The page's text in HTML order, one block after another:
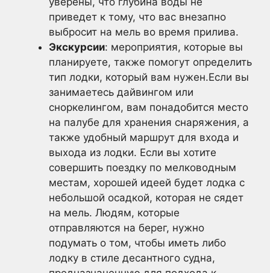
приведет к тому, что вас внезапно
выбросит на мель во время прилива.
Экскурсии: мероприятия, которые вы
планируете, также помогут определить
тип лодки, который вам нужен.Если вы
занимаетесь дайвингом или
сноркелингом, вам понадобится место
на палубе для хранения снаряжения, а
также удобный маршрут для входа и
выхода из лодки. Если вы хотите
совершить поездку по мелководным
местам, хорошей идеей будет лодка с
небольшой осадкой, которая не сядет
на мель. Людям, которые
отправляются на берег, нужно
подумать о том, чтобы иметь либо
лодку в стиле десантного судна,